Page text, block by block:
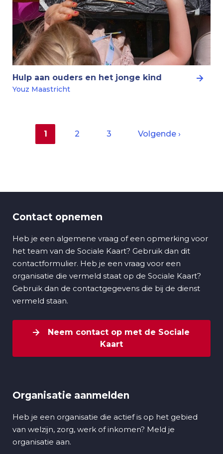
Hulp aan ouders en het jonge kind
Youz Maastricht
Huidige
pagina
1 Pagina
2 Pagina
3
Volgende
Volgende ›
Contact opnemen
Heb je een algemene vraag of een opmerking voor
het team van de Sociale Kaart? Gebruik dan dit
contactformulier. Heb je een vraag voor een
organisatie die vermeld staat op de Sociale Kaart?
Gebruik dan de contactgegevens die bij de dienst
vermeld staan.
Neem contact op met de Sociale
Kaart
Organisatie aanmelden
Heb je een organisatie die actief is op het gebied
van welzijn, zorg, werk of inkomen? Meld je
organisatie aan.